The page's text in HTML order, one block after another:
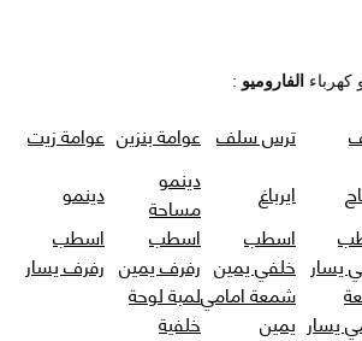
الفاروميو :
ترس سلف عوامة بنزين عوامة زيت
ايرباغ
دينمو
مساحة
دينمو
يسار
اسطب
خلفي يمين
اسطب
رفرف يمين
اسطب
رفرف يسار
يسار
شمعة امامي
يمين
لمبة لوحة
خلفية